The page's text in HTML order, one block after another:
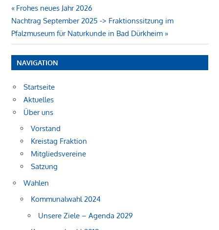
Beitragsnavigation
Vorheriger
Beitrag:
Frohes neues Jahr 2026
Nächster
Beitrag:
Nachtrag September 2025 -> Fraktionssitzung im
Pfalzmuseum für Naturkunde in Bad Dürkheim
NAVIGATION
Startseite
Aktuelles
Über uns
Vorstand
Kreistag Fraktion
Mitgliedsvereine
Satzung
Wahlen
Kommunalwahl 2024
Unsere Ziele – Agenda 2029